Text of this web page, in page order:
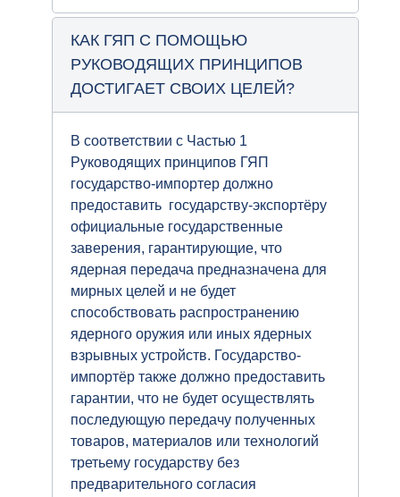
КАК ГЯП С ПОМОЩЬЮ
РУКОВОДЯЩИХ ПРИНЦИПОВ
ДОСТИГАЕТ СВОИХ ЦЕЛЕЙ?
В соответствии с Частью 1
Руководящих принципов ГЯП
государство-импортер должно
предоставить государству-экспортёру
официальные государственные
заверения, гарантирующие, что
ядерная передача предназначена для
мирных целей и не будет
способствовать распространению
ядерного оружия или иных ядерных
взрывных устройств. Государство-
импортёр также должно предоставить
гарантии, что не будет осуществлять
последующую передачу полученных
товаров, материалов или технологий
третьему государству без
предварительного согласия